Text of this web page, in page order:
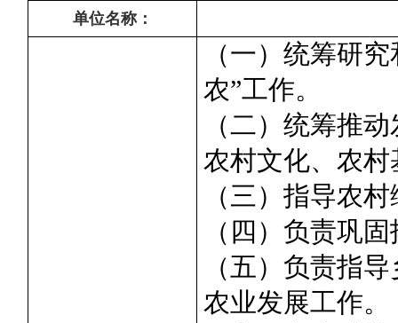
单位名称：
（一）统筹研
农”工作。
（二）统筹推
农村文化、农
（三）指导农
（四）负责巩
（五）负责指
农业发展工作。